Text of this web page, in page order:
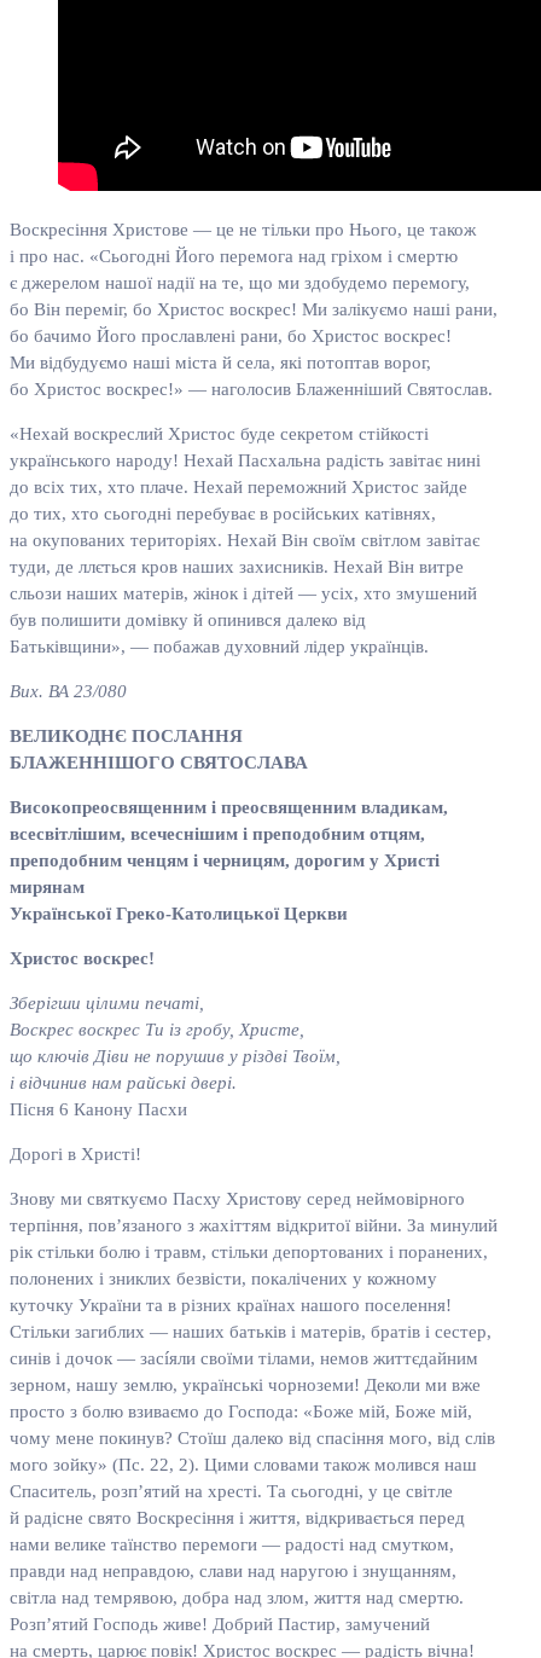
Воскресіння Христове — це не тільки про Нього, це також
і про нас. «Сьогодні Його перемога над гріхом і смертю
є джерелом нашої надії на те, що ми здобудемо перемогу,
бо Він переміг, бо Христос воскрес! Ми залікуємо наші рани,
бо бачимо Його прославлені рани, бо Христос воскрес!
Ми відбудуємо наші міста й села, які потоптав ворог,
бо Христос воскрес!» — наголосив Блаженніший Святослав.
«Нехай воскреслий Христос буде секретом стійкості
українського народу! Нехай Пасхальна радість завітає нині
до всіх тих, хто плаче. Нехай переможний Христос зайде
до тих, хто сьогодні перебуває в російських катівнях,
на окупованих територіях. Нехай Він своїм світлом завітає
туди, де ллється кров наших захисників. Нехай Він витре
сльози наших матерів, жінок і дітей — усіх, хто змушений
був полишити домівку й опинився далеко від
Батьківщини», — побажав духовний лідер українців.
Вих. ВА 23/080
ВЕЛИКОДНЄ ПОСЛАННЯ
БЛАЖЕННІШОГО СВЯТОСЛАВА
Високопреосвященним і преосвященним владикам,
всесвітлішим, всечеснішим і преподобним отцям,
преподобним ченцям і черницям, дорогим у Христі
мирянам
Української Греко-Католицької Церкви
Христос воскрес!
Зберігши цілими печаті,
Воскрес воскрес Ти із гробу, Христе,
що ключів Діви не порушив у різдві Твоїм,
і відчинив нам райські двері.
Пісня 6 Канону Пасхи
Дорогі в Христі!
Знову ми святкуємо Пасху Христову серед неймовірного
терпіння, пов’язаного з жахіттям відкритої війни. За минулий
рік стільки болю і травм, стільки депортованих і поранених,
полонених і зниклих безвісти, покалічених у кожному
куточку України та в різних країнах нашого поселення!
Стільки загиблих — наших батьків і матерів, братів і сестер,
синів і дочок — засíяли своїми тілами, немов життєдайним
зерном, нашу землю, українські чорноземи! Деколи ми вже
просто з болю взиваємо до Господа: «Боже мій, Боже мій,
чому мене покинув? Стоїш далеко від спасіння мого, від слів
мого зойку» (Пс. 22, 2). Цими словами також молився наш
Спаситель, розп’ятий на хресті. Та сьогодні, у це світле
й радісне свято Воскресіння і життя, відкривається перед
нами велике таїнство перемоги — радості над смутком,
правди над неправдою, слави над наругою і знущанням,
світла над темрявою, добра над злом, життя над смертю.
Розп’ятий Господь живе! Добрий Пастир, замучений
на смерть, царює повік! Христос воскрес — радість вічна!